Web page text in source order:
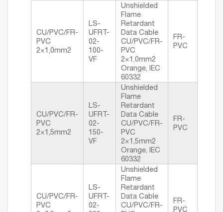
CU/PVC/FR-
PVC
2×1,0mm2
LS-
UFRT-
02-
100-
VF
Unshielded
Flame
Retardant
Data Cable
CU/PVC/FR-
PVC
2×1,0mm2
Orange, IEC
60332
FR-
PVC
CU/PVC/FR-
PVC
2×1,5mm2
LS-
UFRT-
02-
150-
VF
Unshielded
Flame
Retardant
Data Cable
CU/PVC/FR-
PVC
2×1,5mm2
Orange, IEC
60332
FR-
PVC
CU/PVC/FR-
PVC
LS-
UFRT-
02-
Unshielded
Flame
Retardant
Data Cable
CU/PVC/FR-
FR-
PVC